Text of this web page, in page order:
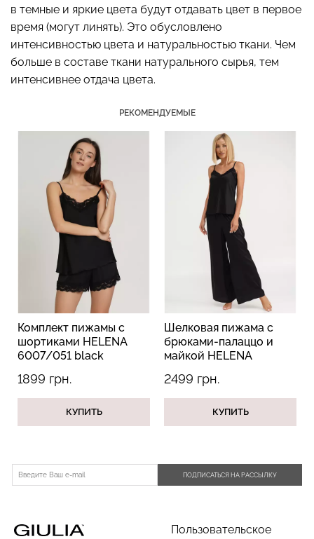
в темные и яркие цвета будут отдавать цвет в первое
время (могут линять). Это обусловлено
интенсивностью цвета и натуральностью ткани. Чем
больше в составе ткани натурального сырья, тем
интенсивнее отдача цвета.
РЕКОМЕНДУЕМЫЕ
Комплект пижамы с
шортиками HELENA
6007/051 black
1899 грн.
КУПИТЬ
Шелковая пижама с
брюками-палаццо и
майкой HELENA
(черный)
2499 грн.
КУПИТЬ
ПОДПИСАТЬСЯ НА РАССЫЛКУ
Пользовательское
Бесшовные стринги
STRING BRIEFS (черный)
Велосипедки с пуш-ап
TRACKS SHAPE black
Топ на бретелях в рубчик
CAMI TOP RIB black
(черный) Giulia